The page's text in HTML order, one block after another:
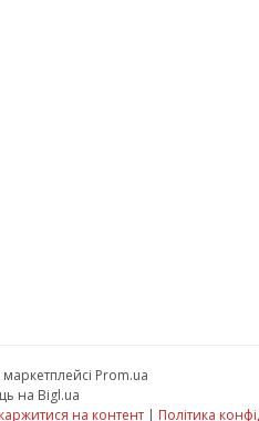
Prom.ua
на Bigl.ua
на контент | Політика